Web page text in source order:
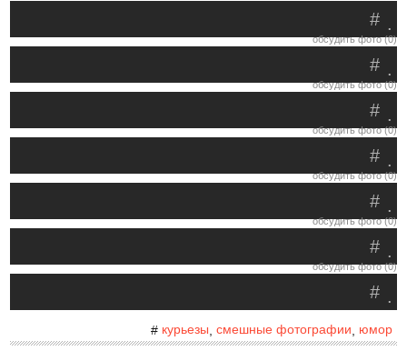
.
#
обсудить фото (0)
.
#
обсудить фото (0)
.
#
обсудить фото (0)
.
#
обсудить фото (0)
.
#
обсудить фото (0)
.
#
обсудить фото (0)
.
#
# курьезы смешные фотографии юмор